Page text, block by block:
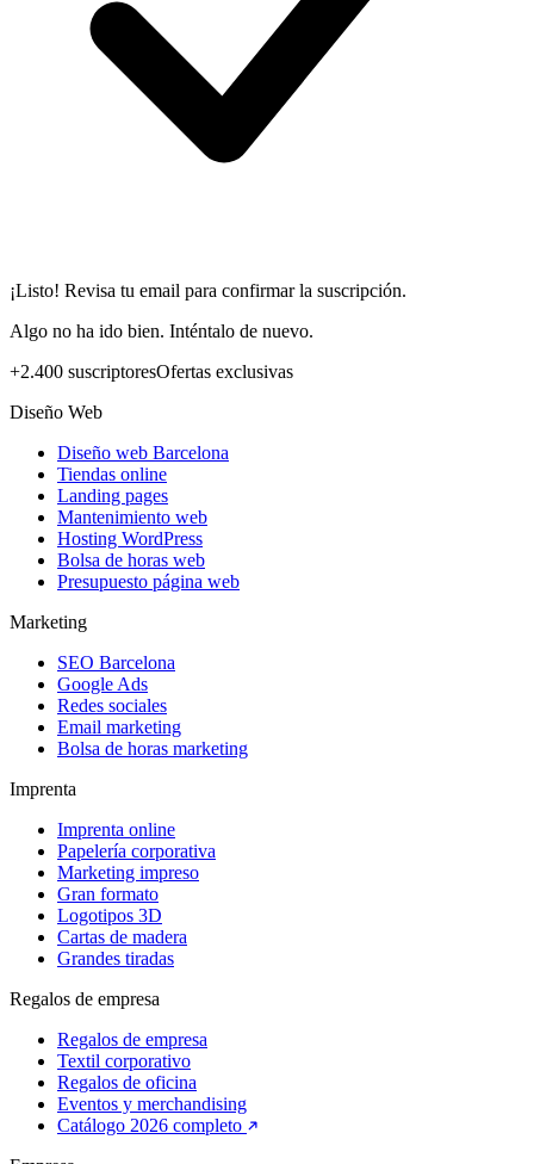
¡Listo! Revisa tu email para confirmar la suscripción.
Algo no ha ido bien. Inténtalo de nuevo.
+2.400 suscriptoresOfertas exclusivas
Diseño Web
Diseño web Barcelona
Tiendas online
Landing pages
Mantenimiento web
Hosting WordPress
Bolsa de horas web
Presupuesto página web
Marketing
SEO Barcelona
Google Ads
Redes sociales
Email marketing
Bolsa de horas marketing
Imprenta
Imprenta online
Papelería corporativa
Marketing impreso
Gran formato
Logotipos 3D
Cartas de madera
Grandes tiradas
Regalos de empresa
Regalos de empresa
Textil corporativo
Regalos de oficina
Eventos y merchandising
Catálogo 2026 completo